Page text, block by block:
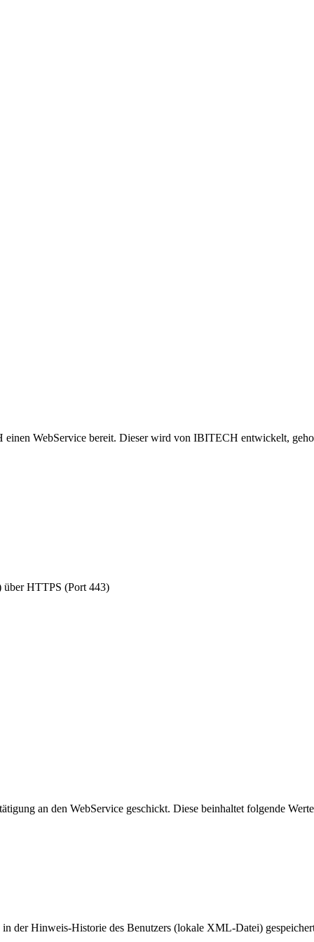
WebService bereit. Dieser wird von IBITECH entwickelt,
über HTTPS (Port 443)
an den WebService geschickt. Diese beinhaltet folgende
der Hinweis-Historie des Benutzers (lokale XML-Datei)